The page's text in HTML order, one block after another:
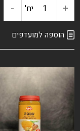
+ כמות
של
ארז
יח' -
הוספה למועדפים